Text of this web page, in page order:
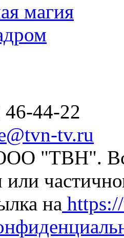
магия
46-44-22
tv.ru
"ТВН".
на